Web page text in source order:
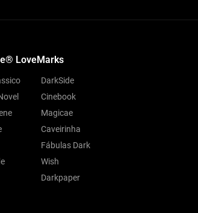
LoveMarks
DarkSide
Cinebook
Magicae
Caveirinha
Fábulas Dark
Wish
Darkpaper